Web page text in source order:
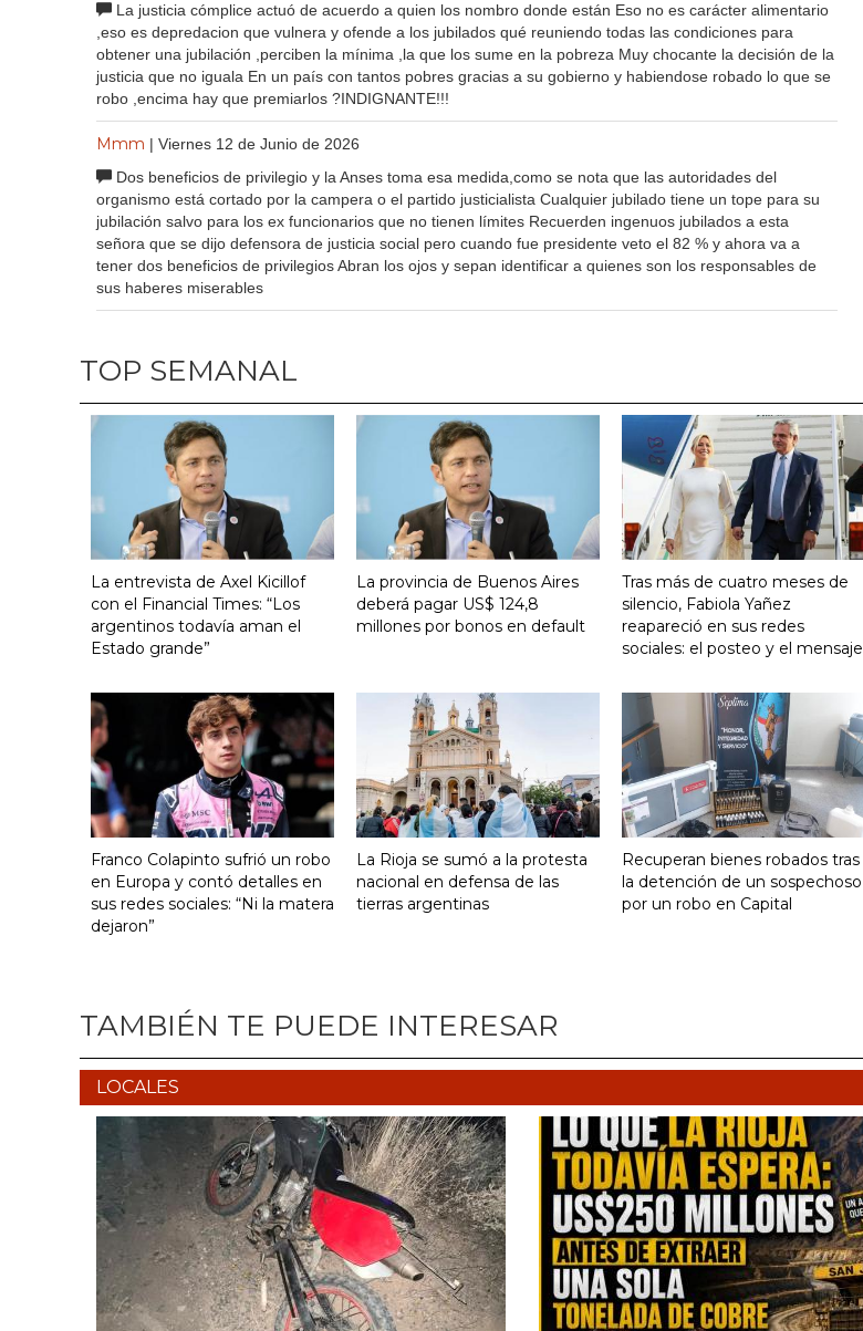
La justicia cómplice actuó de acuerdo a quien los nombro donde están Eso no es carácter alimentario
,eso es depredacion que vulnera y ofende a los jubilados qué reuniendo todas las condiciones para
obtener una jubilación ,perciben la mínima ,la que los sume en la pobreza Muy chocante la decisión de la
justicia que no iguala En un país con tantos pobres gracias a su gobierno y habiendose robado lo que se
robo ,encima hay que premiarlos ?INDIGNANTE!!!
Mmm | Viernes 12 de Junio de 2026
Dos beneficios de privilegio y la Anses toma esa medida,como se nota que las autoridades del
organismo está cortado por la campera o el partido justicialista Cualquier jubilado tiene un tope para su
jubilación salvo para los ex funcionarios que no tienen límites Recuerden ingenuos jubilados a esta
señora que se dijo defensora de justicia social pero cuando fue presidente veto el 82 % y ahora va a
tener dos beneficios de privilegios Abran los ojos y sepan identificar a quienes son los responsables de
sus haberes miserables
TOP SEMANAL
La entrevista de Axel Kicillof
con el Financial Times: “Los
argentinos todavía aman el
Estado grande”
La provincia de Buenos Aires
deberá pagar US$ 124,8
millones por bonos en default
Tras más de cuatro meses de
silencio, Fabiola Yañez
reapareció en sus redes
sociales: el posteo y el mensaje
Franco Colapinto sufrió un robo
en Europa y contó detalles en
sus redes sociales: “Ni la matera
dejaron”
La Rioja se sumó a la protesta
nacional en defensa de las
tierras argentinas
Recuperan bienes robados tras
la detención de un sospechoso
por un robo en Capital
TAMBIÉN TE PUEDE INTERESAR
LOCALES